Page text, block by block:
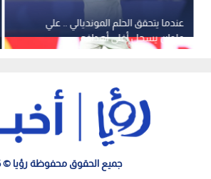
عندما يتحقق الحلم المونديالي .. علي
علوان يسجل أغلى أهدافه
جميع الحقوق محفوظة رؤيا © 2026